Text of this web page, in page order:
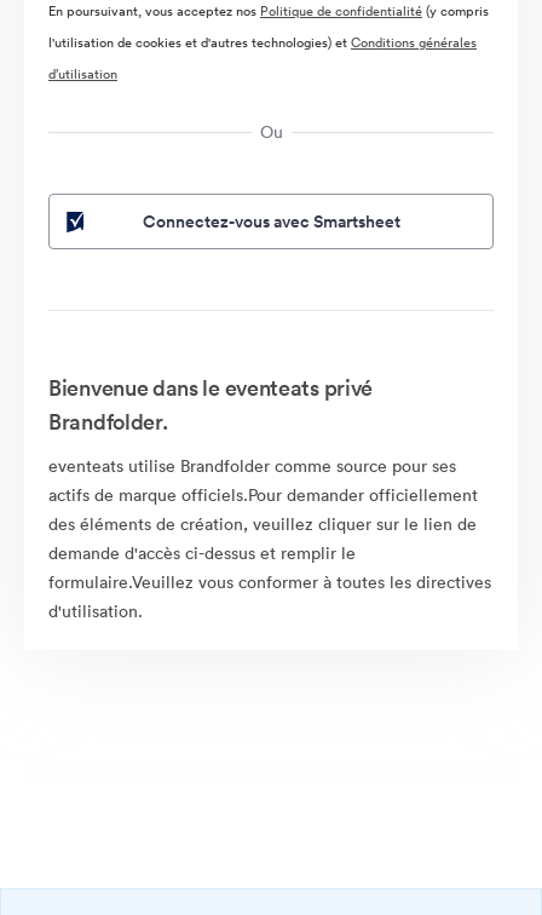
En poursuivant, vous acceptez nos Politique de confidentialité(y compris
l'utilisation de cookies et d'autres technologies) etConditions générales
d’utilisation
Ou
Connectez-vous avec Smartsheet
Bienvenue dans le eventeats privé
Brandfolder.
eventeats utilise Brandfolder comme source pour ses
actifs de marque officiels.Pour demander officiellement
des éléments de création, veuillez cliquer sur le lien de
demande d'accès ci-dessus et remplir le
formulaire.Veuillez vous conformer à toutes les directives
d'utilisation.